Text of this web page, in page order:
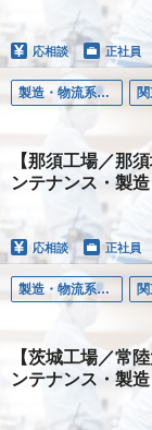
応相談 正社員
製造・物流系職種
【那須工場／那
ンテナンス・製
応相談 正社員
製造・物流系職種
【茨城工場／常
ンテナンス・製